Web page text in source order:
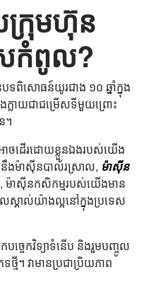
ក្រុមហ៊ុន
សកំពូល?
ទពិសោធន៍យូរជាង ១០ ឆ្នាំក្នុង
លាយជាជម្រើសទីមួយព្រោះ
។
ចដើរដោយខ្លួនឯងរបស់យើង
នឹងម៉ាស៊ីនបាល័រស្រាល, ម៉ាស៊ីន
, ម៉ាស៊ីនកសិកម្មរបស់យើងមាន
ស្គាល់យ៉ាងល្អនៅក្នុងប្រទេស
ចេកវិទ្យាទំនើប និងរួមបញ្ចូល
ថ្មី។ វាមានប្រជាប្រិយភាព